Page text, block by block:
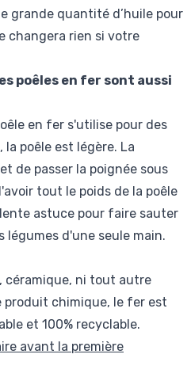
grande quantité d’huile pour
changera rien si votre
poêles en fer sont aussi
en fer s'utilise pour des
la poêle est légère. La
de passer la poignée sous
tout le poids de la poêle
astuce pour faire sauter
légumes d'une seule main.
céramique, ni tout autre
produit chimique, le fer est
et 100% recyclable.
avant la première